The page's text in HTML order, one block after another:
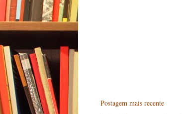
Postagem mais recente